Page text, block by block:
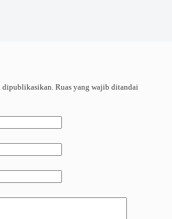
dipublikasikan. Ruas yang wajib ditandai